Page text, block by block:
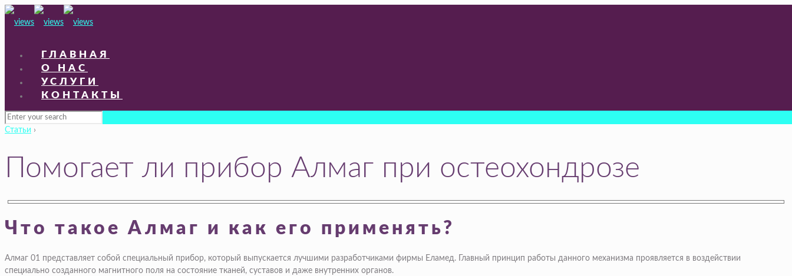
ГЛАВНАЯ
О НАС
УСЛУГИ
КОНТАКТЫ
Статьи ›
Помогает ли прибор Алмаг при остеохондрозе
Что такое Алмаг и как его применять?
Алмаг 01 представляет собой специальный прибор, который выпускается лучшими разработчиками фирмы Еламед. Главный принцип работы данного механизма проявляется в воздействии
специально созданного магнитного поля на состояние тканей, суставов и даже внутренних органов.